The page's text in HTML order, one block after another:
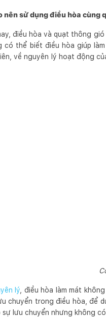
nên sử dụng điều hòa cùng
điều hòa và quạt thông
có thể biết điều hòa giúp
về nguyên lý hoạt động
lý , điều hòa làm mát
chuyển trong điều hòa, để
sự lưu chuyển nhưng không có